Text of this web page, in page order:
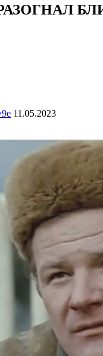
11.05.2023